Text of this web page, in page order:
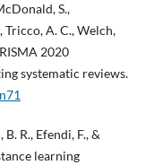
S.,
Tricco, A. C., Welch,
2020
systematic reviews.
R., Efendi, F., &
learning